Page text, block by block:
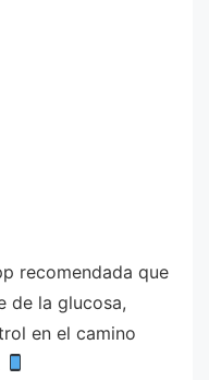
recomendada que
de la glucosa,
en el camino